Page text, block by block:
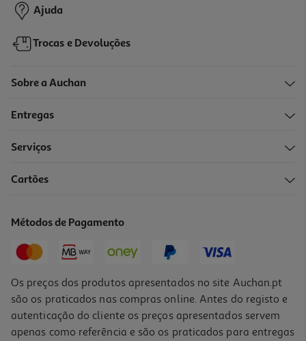
Ajuda
Trocas e Devoluções
Sobre a Auchan
Entregas
Serviços
Cartões
Métodos de Pagamento
Os preços dos produtos apresentados no site Auchan.pt
são os praticados nas compras online. Antes do registo e
autenticação do cliente os preços apresentados servem
apenas como referência e são os praticados para entregas